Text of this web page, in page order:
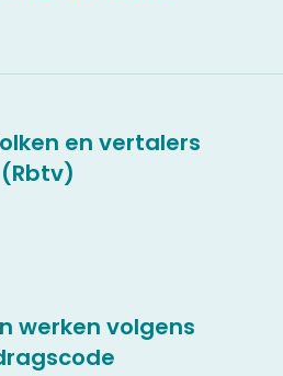
en vertalers
(Rbtv)
werken volgens